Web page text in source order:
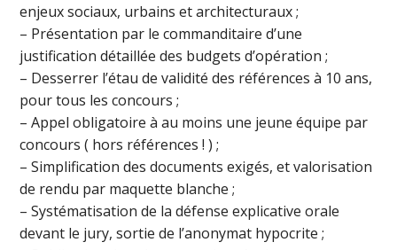
enjeux sociaux, urbains et architecturaux ;
– Présentation par le commanditaire d’une
justification détaillée des budgets d’opération ;
– Desserrer l’étau de validité des références à 10 ans,
pour tous les concours ;
– Appel obligatoire à au moins une jeune équipe par
concours ( hors références ! ) ;
– Simplification des documents exigés, et valorisation
de rendu par maquette blanche ;
– Systématisation de la défense explicative orale
devant le jury, sortie de l’anonymat hypocrite ;